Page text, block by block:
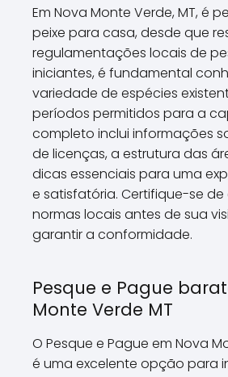
Em Nova Monte Verde, MT, é
peixe para casa, desde que
regulamentações locais de
iniciantes, é fundamental
variedade de espécies
períodos permitidos para a
completo inclui informações
de licenças, a estrutura das
dicas essenciais para uma
e satisfatória. Certifique-se
normas locais antes de sua
garantir a conformidade.
Pesque e Pague
Monte Verde MT
O Pesque e Pague em Nova
é uma excelente opção para